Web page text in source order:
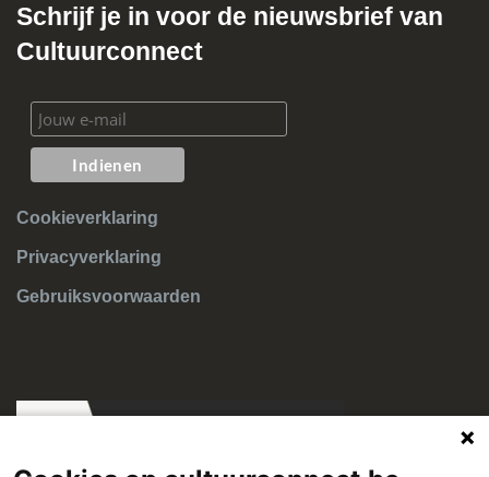
Schrijf je in voor de nieuwsbrief van
Cultuurconnect
Cookieverklaring
Privacyverklaring
Gebruiksvoorwaarden